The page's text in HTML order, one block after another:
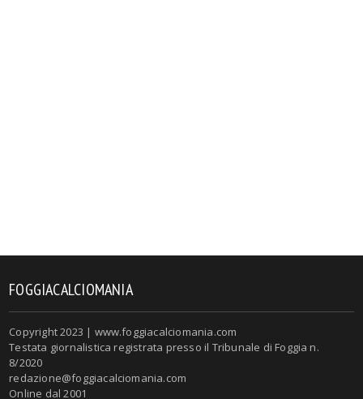
FOGGIACALCIOMANIA
Copyright 2023 | www.foggiacalciomania.com
Testata giornalistica registrata presso il Tribunale di Foggia n.
8/2020
redazione@foggiacalciomania.com
Online dal 2001